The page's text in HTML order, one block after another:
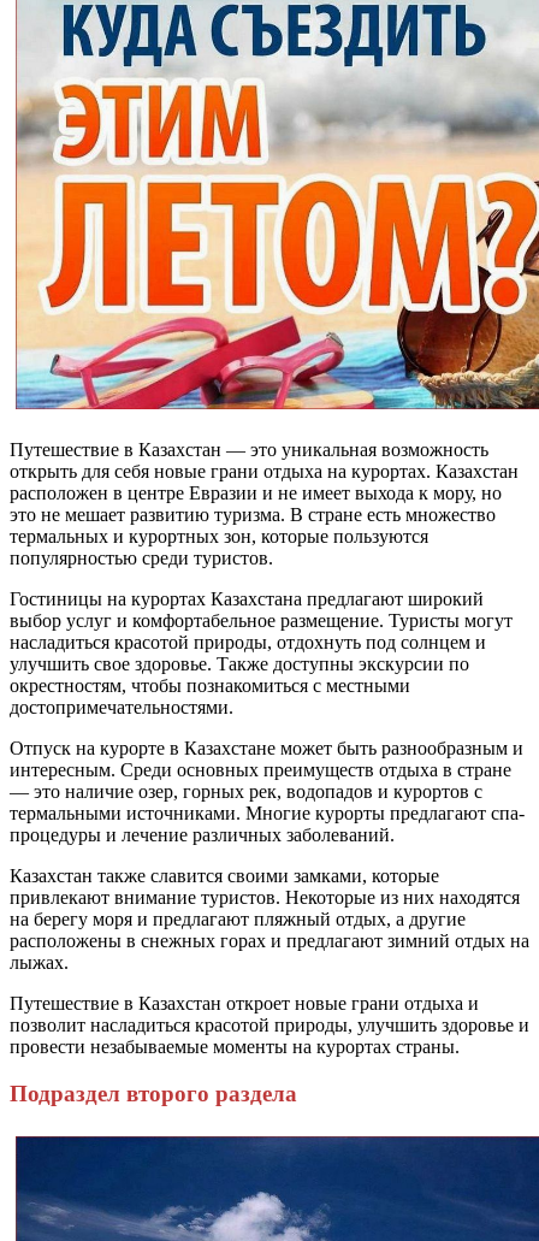
Путешествие в Казахстан — это уникальная возможность
открыть для себя новые грани отдыха на курортах. Казахстан
расположен в центре Евразии и не имеет выхода к мору, но
это не мешает развитию туризма. В стране есть множество
термальных и курортных зон, которые пользуются
популярностью среди туристов.
Гостиницы на курортах Казахстана предлагают широкий
выбор услуг и комфортабельное размещение. Туристы могут
насладиться красотой природы, отдохнуть под солнцем и
улучшить свое здоровье. Также доступны экскурсии по
окрестностям, чтобы познакомиться с местными
достопримечательностями.
Отпуск на курорте в Казахстане может быть разнообразным и
интересным. Среди основных преимуществ отдыха в стране
— это наличие озер, горных рек, водопадов и курортов с
термальными источниками. Многие курорты предлагают спа-
процедуры и лечение различных заболеваний.
Казахстан также славится своими замками, которые
привлекают внимание туристов. Некоторые из них находятся
на берегу моря и предлагают пляжный отдых, а другие
расположены в снежных горах и предлагают зимний отдых на
лыжах.
Путешествие в Казахстан откроет новые грани отдыха и
позволит насладиться красотой природы, улучшить здоровье и
провести незабываемые моменты на курортах страны.
Подраздел второго раздела